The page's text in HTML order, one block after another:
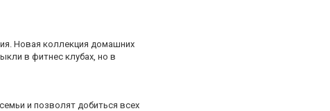
Новая коллекция домашних
в фитнес клубах, но в
и позволят добиться всех